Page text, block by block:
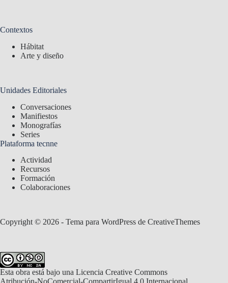
Contextos
Hábitat
Arte y diseño
Unidades Editoriales
Conversaciones
Manifiestos
Monografías
Series
Plataforma tecnne
Actividad
Recursos
Formación
Colaboraciones
Copyright © 2026 - Tema para WordPress de CreativeThemes
Esta obra está bajo una Licencia Creative Commons